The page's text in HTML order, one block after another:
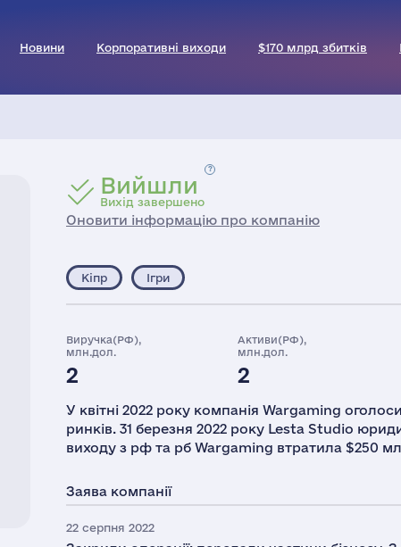
Новини Корпоративні виходи $170 млрд збитків
Вийшли
Вихід завершено
Оновити інформацію про компанію
Кіпр Ігри
Виручка(РФ),
млн.дол.
2
Активи(РФ),
млн.дол.
2
У квітні 2022 року компанія Wargaming
ринків. 31 березня 2022 року Lesta Studio
виходу з рф та рб Wargaming втратила $250
Заява компанії
22 серпня 2022